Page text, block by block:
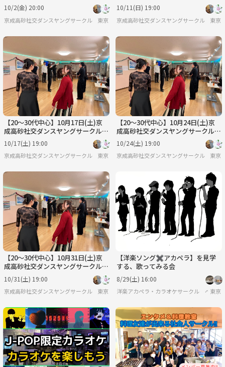
心者🔰歓迎】
10/2(金) 20:00
京成高砂社交ダンスヤングサークル『HSDC』🔰
東京
【初心者🔰歓迎】
10/11(日) 19:00
京成高砂社交ダンスヤングサークル『東京
【20〜30代中心】10月17日(土)京
成高砂社交ダンスヤングサークル
【初心者🔰歓迎】
10/17(土) 19:00
京成高砂社交ダンスヤングサークル『HSDC』🔰
東京
【20〜30代中心】10月24日(土)京
成高砂社交ダンスヤングサークル
【初心者🔰歓迎】
10/24(土) 19:00
京成高砂社交ダンスヤングサークル『東京
【20〜30代中心】10月31日(土)京
成高砂社交ダンスヤングサークル
【初心者🔰歓迎】
10/31(土) 19:00
京成高砂社交ダンスヤングサークル『HSDC』🔰
東京
【洋楽ソング✖️アカペラ】を見学
する、歌ってみる会
8/29(土) 16:00
洋楽アカペラ・カラオケサークル ペリー
東京